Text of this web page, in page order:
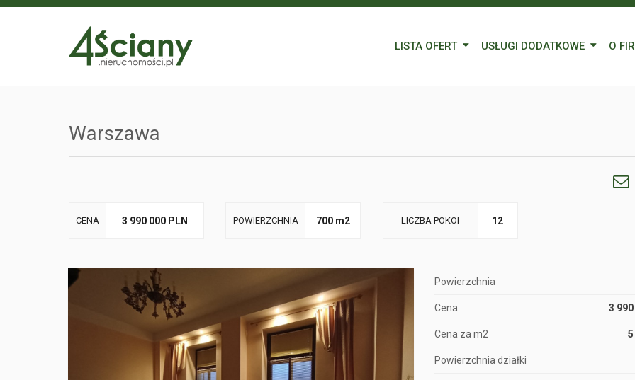
LISTA OFERT USŁUGI DODATKOWE O
Warszawa
CENA 3 990 000 PLN POWIERZCHNIA 700 m2 LICZBA POKOI 12
Powierzchnia
Cena 3
Cena za m2
Powierzchnia działki